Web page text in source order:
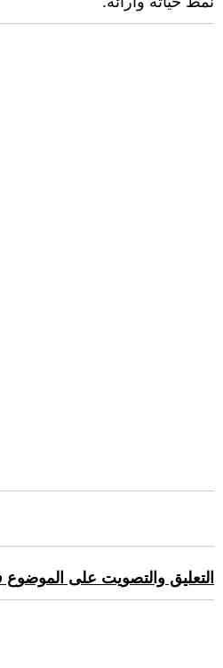
التعليق والتصويت على